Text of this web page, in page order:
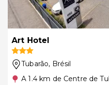
Art Hotel
Tubarão, Brésil
A 1.4 km de Centre de